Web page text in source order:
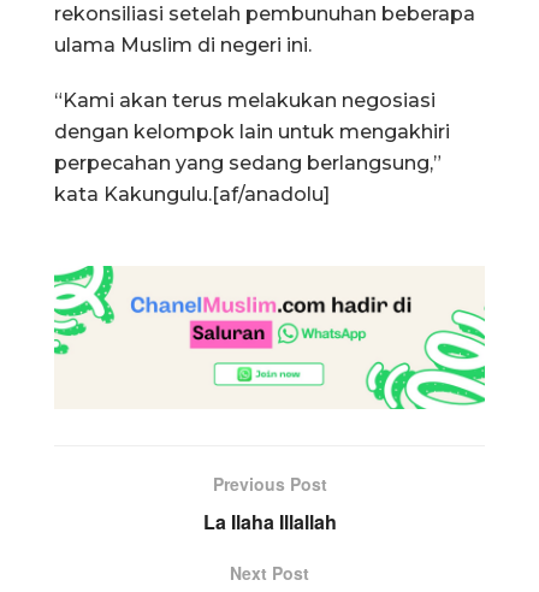
rekonsiliasi setelah pembunuhan beberapa
ulama Muslim di negeri ini.
“Kami akan terus melakukan negosiasi
dengan kelompok lain untuk mengakhiri
perpecahan yang sedang berlangsung,”
kata Kakungulu.[af/anadolu]
Previous Post
La Ilaha Illallah
Next Post